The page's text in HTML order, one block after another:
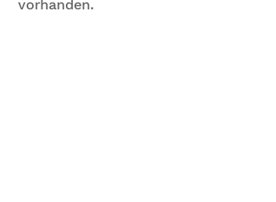
vorhanden.